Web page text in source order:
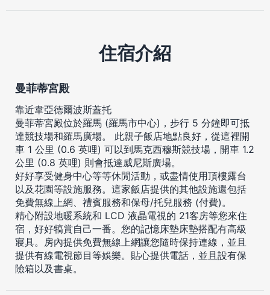
住宿介紹
曼菲蒂宮殿
靠近韋亞德爾波斯蓋托
曼菲蒂宮殿位於羅馬 (羅馬市中心)，步行 5 分鐘即可抵
達競技場和羅馬廣場。 此親子飯店地點良好，從這裡開
車 1 公里 (0.6 英哩) 可以到馬克西穆斯競技場，開車 1.2
公里 (0.8 英哩) 則會抵達威尼斯廣場。
好好享受健身中心等等休閒活動，或盡情使用頂樓露台
以及花園等設施服務。這家飯店提供的其他設施還包括
免費無線上網、禮賓服務和保母/托兒服務 (付費)。
精心附設地暖系統和 LCD 液晶電視的 21客房等您來住
宿，好好犒賞自己一番。您的記憶床墊床墊搭配有高級
寢具。房內提供免費無線上網讓您隨時保持連線，並且
提供有線電視節目等娛樂。貼心提供電話，並且設有保
險箱以及書桌。